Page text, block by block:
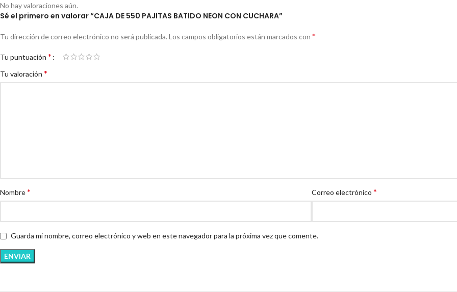
No hay valoraciones aún.
Sé el primero en valorar “CAJA DE 550 PAJITAS BATIDO NEON CON CUCHARA”
Tu dirección de correo electrónico no será publicada. Los campos obligatorios están marcados con *
Tu puntuación *
Tu valoración *
Nombre* Correo electrónico *
Guarda mi nombre, correo electrónico y web en este navegador para la próxima vez que comente.